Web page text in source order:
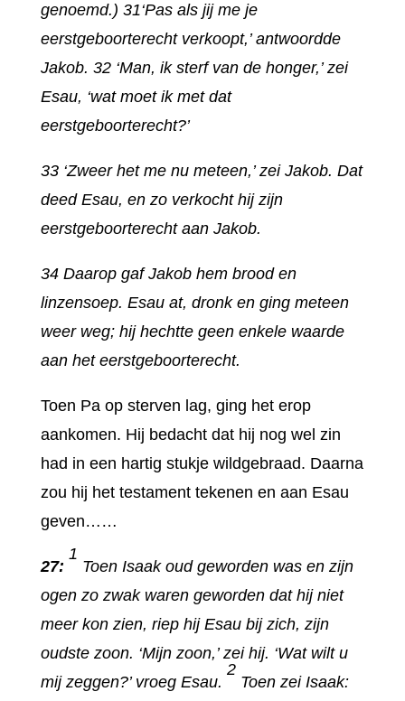
genoemd.) 31‘Pas als jij me je
eerstgeboorterecht verkoopt,’ antwoordde
Jakob. 32 ‘Man, ik sterf van de honger,’ zei
Esau, ‘wat moet ik met dat
eerstgeboorterecht?’
33 ‘Zweer het me nu meteen,’ zei Jakob. Dat
deed Esau, en zo verkocht hij zijn
eerstgeboorterecht aan Jakob.
34 Daarop gaf Jakob hem brood en
linzensoep. Esau at, dronk en ging meteen
weer weg; hij hechtte geen enkele waarde
aan het eerstgeboorterecht.
Toen Pa op sterven lag, ging het erop
aankomen. Hij bedacht dat hij nog wel zin
had in een hartig stukje wildgebraad. Daarna
zou hij het testament tekenen en aan Esau
geven……
27:
1
Toen Isaak oud geworden was en zijn
ogen zo zwak waren geworden dat hij niet
meer kon zien, riep hij Esau bij zich, zijn
oudste zoon. ‘Mijn zoon,’ zei hij. ‘Wat wilt u
mij zeggen?’ vroeg Esau.
2
Toen zei Isaak: